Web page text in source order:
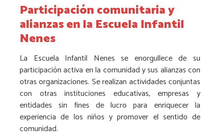
Participación comunitaria y
alianzas en la Escuela Infantil
Nenes
La Escuela Infantil Nenes se enorgullece de su
participación activa en la comunidad y sus alianzas con
otras organizaciones. Se realizan actividades conjuntas
con otras instituciones educativas, empresas y
entidades sin fines de lucro para enriquecer la
experiencia de los niños y promover el sentido de
comunidad.